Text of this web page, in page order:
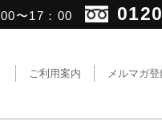
〜17：00
ご利用案内 メルマガ登